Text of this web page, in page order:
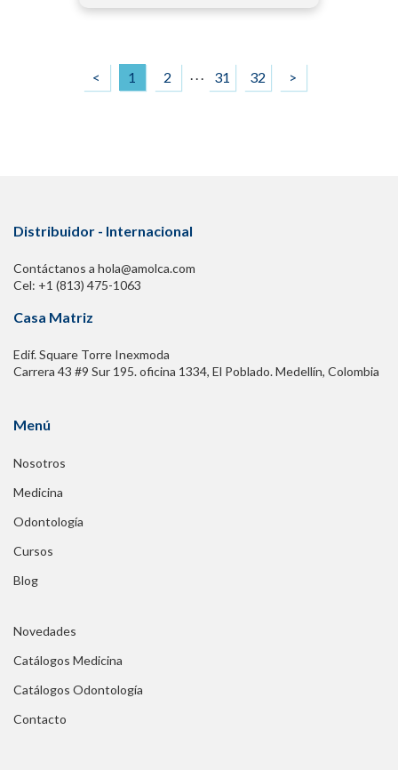
< 1 2 . . . 31 32 >
Distribuidor - Internacional
Contáctanos a hola@amolca.com
Cel: +1 (813) 475-1063
Casa Matriz
Edif. Square Torre Inexmoda
Carrera 43 #9 Sur 195. oficina 1334, El Poblado. Medellín, Colombia
Menú
Nosotros
Medicina
Odontología
Cursos
Blog
Novedades
Catálogos Medicina
Catálogos Odontología
Contacto